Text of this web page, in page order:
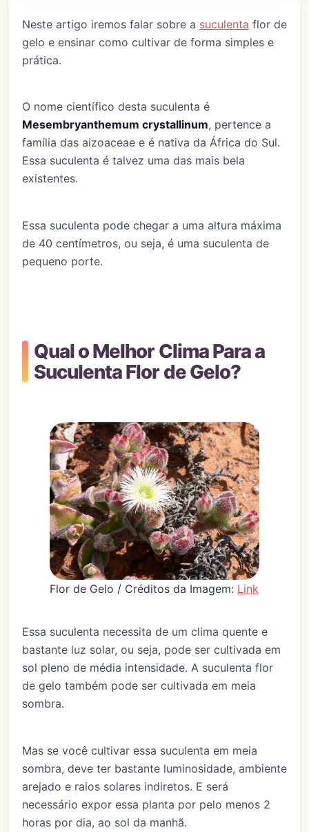
Neste artigo iremos falar sobre a suculenta flor de
gelo e ensinar como cultivar de forma simples e
prática.
O nome científico desta suculenta é
Mesembryanthemum crystallinum, pertence a
família das aizoaceae e é nativa da África do Sul.
Essa suculenta é talvez uma das mais bela
existentes.
Essa suculenta pode chegar a uma altura máxima
de 40 centímetros, ou seja, é uma suculenta de
pequeno porte.
Qual o Melhor Clima Para a
Suculenta Flor de Gelo?
Flor de Gelo / Créditos da Imagem: Link
Essa suculenta necessita de um clima quente e
bastante luz solar, ou seja, pode ser cultivada em
sol pleno de média intensidade. A suculenta flor
de gelo também pode ser cultivada em meia
sombra.
Mas se você cultivar essa suculenta em meia
sombra, deve ter bastante luminosidade, ambiente
arejado e raios solares indiretos. E será
necessário expor essa planta por pelo menos 2
horas por dia, ao sol da manhã.